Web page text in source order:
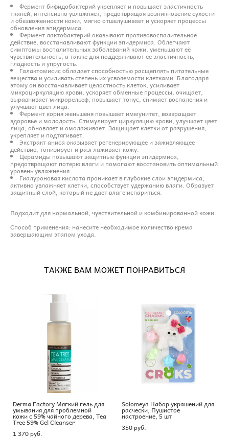
Фермент бифидобактерий укрепляет и повышает эластичность
тканей, интенсивно увлажняет, предотвращая возникновение сухости
и обезвоженности кожи, мягко отшелушивает и ускоряет процессы
обновления эпидермиса.
Фермент лактобактерий оказывают противовоспалительное
действие, восстанавливают функции эпидермиса. Облегчают
симптомы воспалительных заболеваний кожи, уменьшают её
чувствительность, а также для поддерживают ее эластичность,
гладкость и упругость.
Галактомисис обладает способностью расщеплять питательные
вещества и усиливать степень их усвояемости клетками. Благодаря
этому он восстанавливает целостность клеток, усиливает
микроциркуляцию крови, ускоряет обменные процессы, очищает,
выравнивает микрорельеф, повышает тонус, снимает воспаления и
улучшает цвет лица.
Фермент корня женьшеня повышает иммунитет, возвращает
здоровье и молодость. Стимулирует циркуляцию крови, улучшает цвет
лица, обновляет и омолаживает. Защищает клетки от разрушения,
укрепляет и подтягивает.
Экстракт аниса оказывает регенерирующее и заживляющее
действие, тонизирует и разглаживает кожу.
Церамиды повышают защитные функции эпидермиса,
предотвращают потерю влаги и помогают восстановить оптимальный
уровень увлажнения.
Гиалуроновая кислота проникает в глубокие слои эпидермиса,
активно увлажняет клетки, способствует удержанию влаги. Образует
защитный слой, который не дает влаге испариться.
Подходит для нормальной, чувствительной и комбинированной кожи.
Способ применения: нанесите необходимое количество крема
завершающим этапом ухода.
ТАКЖЕ ВАМ МОЖЕТ ПОНРАВИТЬСЯ
Derma Factory Мягкий гель для
умывания для проблемной
кожи с 59% чайного дерева, Tea
Tree 59% Gel Cleanser
1 370 pуб.
Solomeya Набор украшений для
расчески, Пушистое
настроение, 5 шт
350 pуб.